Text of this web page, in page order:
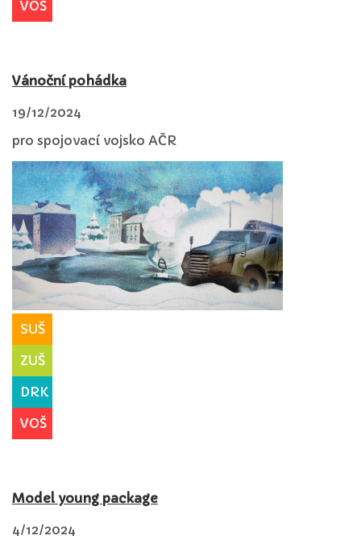
VOŠ
Vánoční pohádka
19/12/2024
pro spojovací vojsko AČR
SUŠ
ZUŠ
DRK
VOŠ
Model young package
4/12/2024